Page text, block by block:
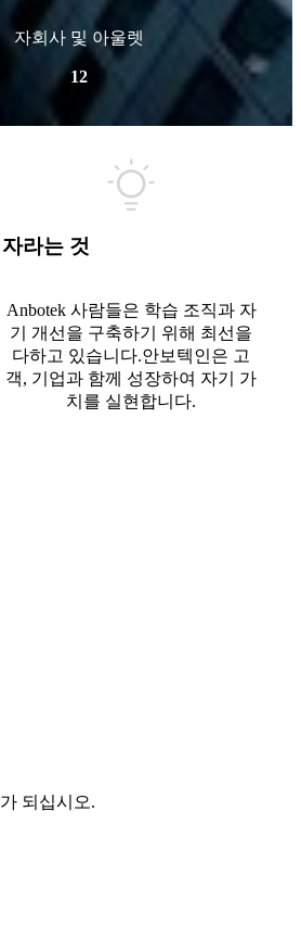
자회사 및 아울렛
12
자라는 것
Anbotek 사람들은 학습 조직과 자
기 개선을 구축하기 위해 최선을
다하고 있습니다.안보텍인은 고
객, 기업과 함께 성장하여 자기 가
치를 실현합니다.
되십시오.